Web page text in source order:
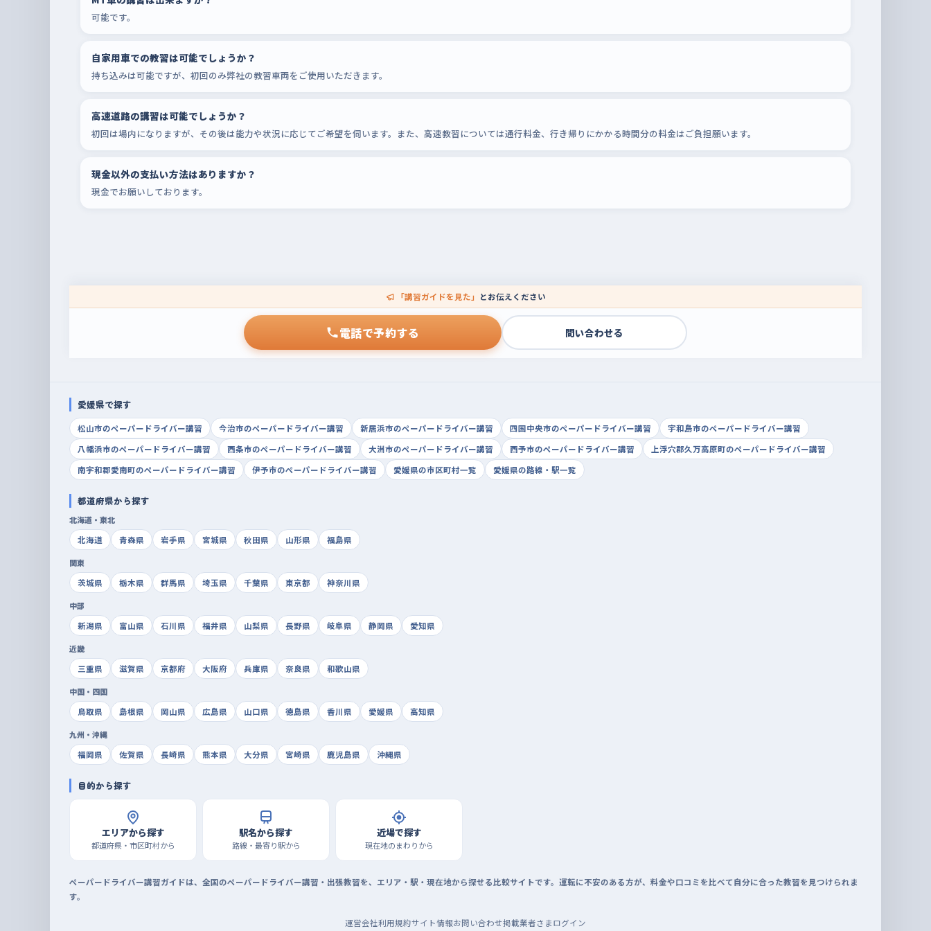
可能です。
自家用車での教習は可能でしょうか？
持ち込みは可能ですが、初回のみ弊社の教習車両をご使用いただきます。
高速道路の講習は可能でしょうか？
初回は場内になりますが、その後は能力や状況に応じてご希望を伺います。また、高速教習については通行料金、行き帰りにかかる時間分の料金はご負担願います。
現金以外の支払い方法はありますか？
現金でお願いしております。
「講習ガイドを見た」 とお伝えください
電話で予約する 問い合わせる
愛媛県で探す
松山市のペーパードライバー講習 今治市のペーパードライバー講習 新居浜市のペーパードライバー講習 四国中央市のペーパードライバー講習
宇和島市のペーパードライバー講習
八幡浜市のペーパードライバー講習
西条市のペーパードライバー講習 大洲市のペーパードライバー講習 西予市のペーパードライバー講習
上浮穴郡久万高原町のペーパードライバー講習
南宇和郡愛南町のペーパードライバー講習
伊予市のペーパードライバー講習 愛媛県の市区町村一覧 愛媛県の路線・駅一覧
都道府県から探す
北海道・東北
北海道
青森県 岩手県 宮城県 秋田県 山形県 福島県
関東
茨城県
栃木県 群馬県 埼玉県 千葉県 東京都 神奈川県
中部
新潟県
富山県 石川県 福井県 山梨県 長野県 岐阜県 静岡県 愛知県
近畿
三重県
滋賀県 京都府 大阪府 兵庫県 奈良県 和歌山県
中国・四国
鳥取県
島根県 岡山県 広島県 山口県 徳島県 香川県 愛媛県 高知県
九州・沖縄
福岡県
佐賀県 長崎県 熊本県 大分県 宮崎県 鹿児島県 沖縄県
目的から探す
エリアから探す
都道府県・市区町村から
駅名から探す
路線・最寄り駅から
近場で探す
現在地のまわりから
ペーパードライバー講習ガイドは、全国のペーパードライバー講習・出張教習を、エリア・駅・現在地から探せる比較サイトです。運転に不安のある方が、料金や口コミを比べて自分に合った教習を見つけられま
す。
運営会社利用規約サイト情報お問い合わせ掲載業者さまログイン